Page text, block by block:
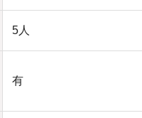
5人
有